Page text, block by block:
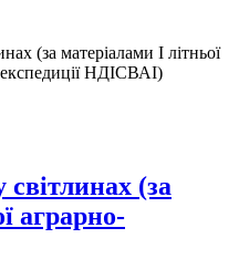
(за матеріалами І літньої
НДІСВАІ)
світлинах (за
аграрно-